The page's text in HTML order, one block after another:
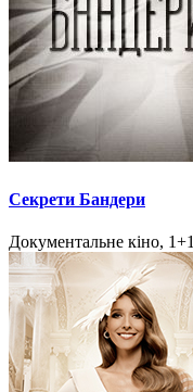
Секрети Бандери
Документальне кіно, 1+1